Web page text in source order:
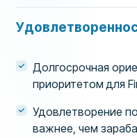
Долгосрочная
приоритетом для
Удовлетворение
важнее, чем